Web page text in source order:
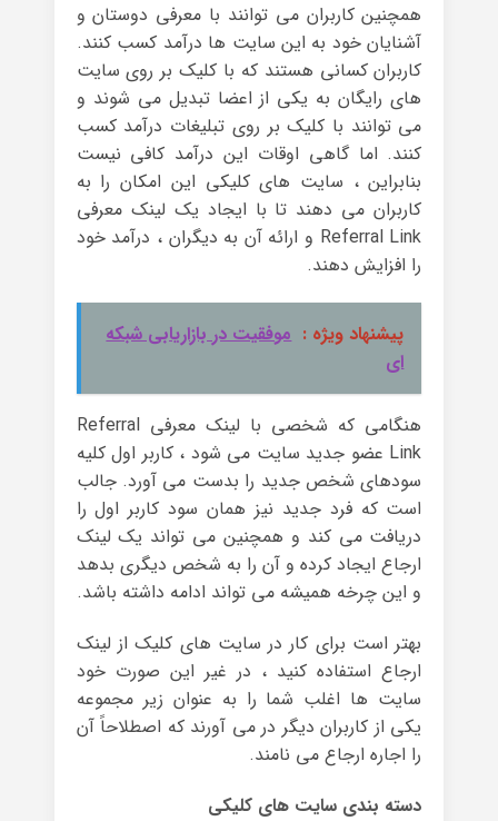
همچنین کاربران می توانند با معرفی دوستان و
آشنایان خود به این سایت ها درآمد کسب کنند.
کاربران کسانی هستند که با کلیک بر روی سایت
های رایگان به یکی از اعضا تبدیل می شوند و
می توانند با کلیک بر روی تبلیغات درآمد کسب
کنند. اما گاهی اوقات این درآمد کافی نیست
بنابراین ، سایت های کلیکی این امکان را به
کاربران می دهند تا با ایجاد یک لینک معرفی
Referral Link و ارائه آن به دیگران ، درآمد خود
را افزایش دهند.
پیشنهاد ویژه : موفقیت در بازاریابی شبکه
ای
هنگامی که شخصی با لینک معرفی Referral
Link عضو جدید سایت می شود ، کاربر اول کلیه
سودهای شخص جدید را بدست می آورد. جالب
است که فرد جدید نیز همان سود کاربر اول را
دریافت می کند و همچنین می تواند یک لینک
ارجاع ایجاد کرده و آن را به شخص دیگری بدهد
و این چرخه همیشه می تواند ادامه داشته باشد.
بهتر است برای کار در سایت های کلیک از لینک
ارجاع استفاده کنید ، در غیر این صورت خود
سایت ها اغلب شما را به عنوان زیر مجموعه
یکی از کاربران دیگر در می آورند که اصطلاحاً آن
را اجاره ارجاع می نامند.
دسته بندی سایت های کلیکی